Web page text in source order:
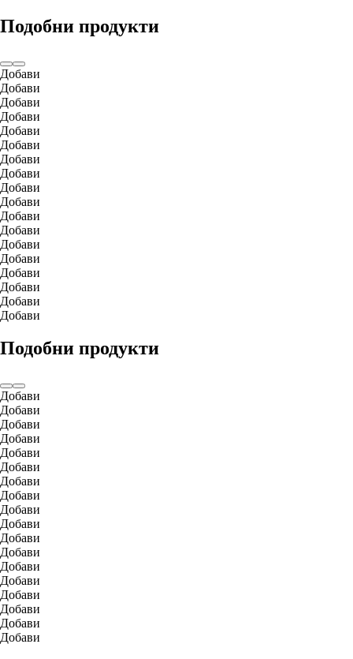
Подобни продукти
Добави
Добави
Добави
Добави
Добави
Добави
Добави
Добави
Добави
Добави
Добави
Добави
Добави
Добави
Добави
Добави
Добави
Добави
Подобни продукти
Добави
Добави
Добави
Добави
Добави
Добави
Добави
Добави
Добави
Добави
Добави
Добави
Добави
Добави
Добави
Добави
Добави
Добави